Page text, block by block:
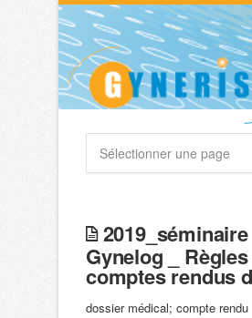
2019_séminaire
Gynelog _
comptes rendus
dossier médical; compte rendu